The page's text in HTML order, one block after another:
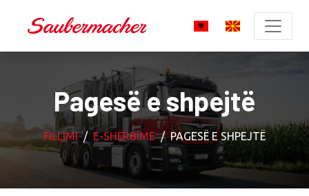
Pagesë e shpejtë
FILLIMI E-SHËRBIME PAGESË E SHPEJTË